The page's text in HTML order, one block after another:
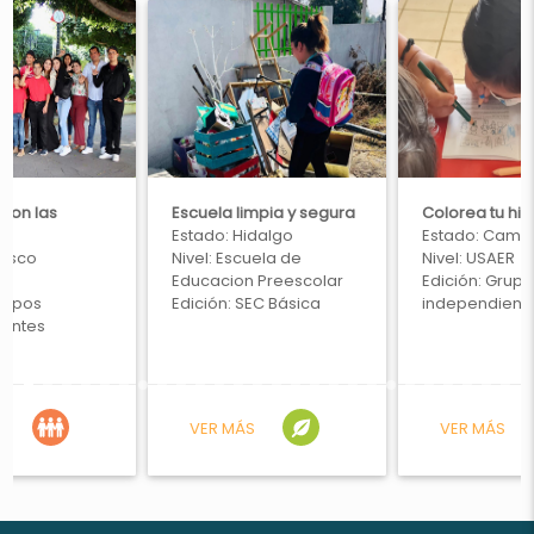
Escuela limpia y segura
Estado: Hidalgo
Nivel: Escuela de
Educacion Preescolar
Edición: SEC Básica
VER MÁS
Colorea tu
Estado:
Nivel: USAER
Edición:
VER MÁS
las